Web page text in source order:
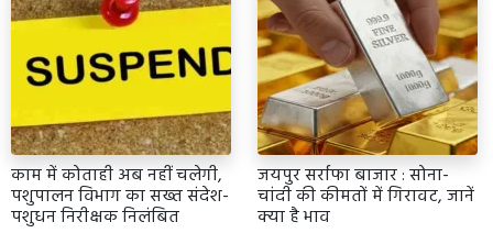
काम में कोताही अब नहीं चलेगी,
पशुपालन विभाग का सख्त संदेश-
पशुधन निरीक्षक निलंबित
जयपुर सर्राफा बाजार : सोना-
चांदी की कीमतों में गिरावट, जानें
क्या है भाव